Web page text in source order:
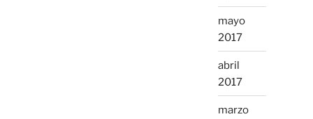
mayo
2017
abril
2017
marzo